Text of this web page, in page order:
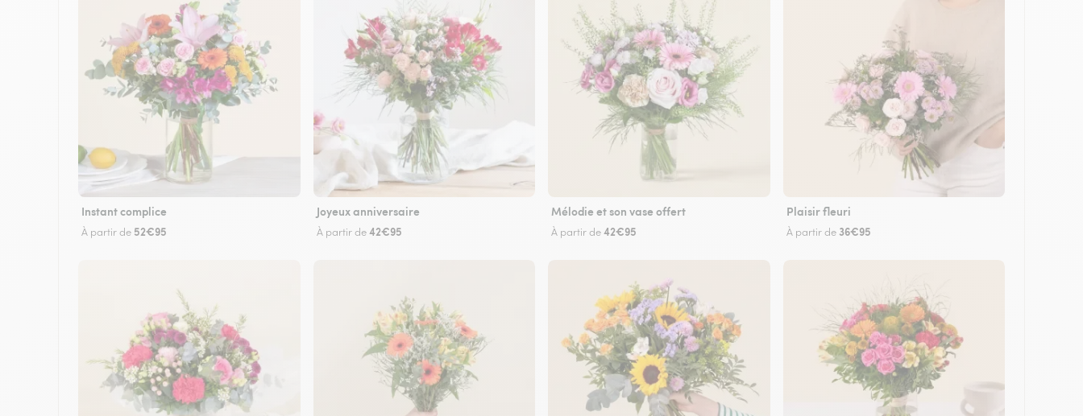
Instant complice
À partir de 52€95
Joyeux anniversaire
À partir de42€95
Mélodie et son vase offert
À partir de42€95
Plaisir fleuri
À partir de 36€95